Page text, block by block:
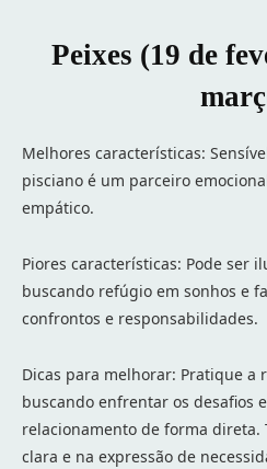
Peixes (19 de
Melhores características:
pisciano é um parceiro
empático.
Piores características: Pode ser
buscando refúgio em sonhos e
confrontos e responsabilidades.
Dicas para melhorar: Pratique a
buscando enfrentar os desafios
relacionamento de forma direta.
clara e na expressão de